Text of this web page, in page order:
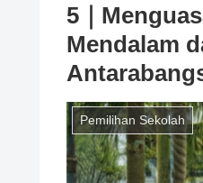
5｜
Mendalam
Pemilihan Sekolah